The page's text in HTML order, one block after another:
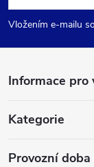
p
a
Vložením e-mailu
Informace pro
Kategorie
Provozní